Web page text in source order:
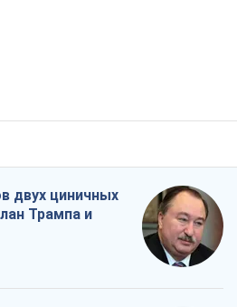
двух циничных
Трампа и